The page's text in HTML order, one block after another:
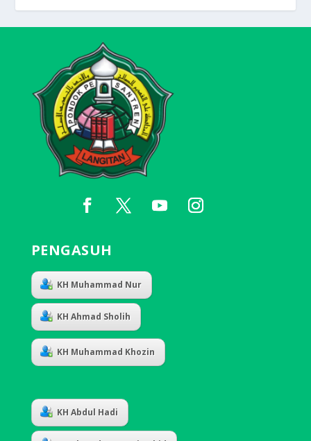
PENGASUH
KH Muhammad Nur
KH Ahmad Sholih
KH Muhammad Khozin
KH Abdul Hadi